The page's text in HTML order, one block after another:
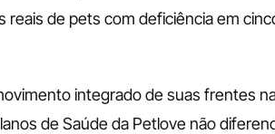
de pets com deficiência em
integrado de suas frentes
de Saúde da Petlove não